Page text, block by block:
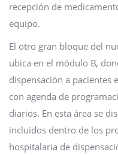
recepción de
equipo.
El otro gran bloque del
ubica en el módulo B,
dispensación a
con agenda de
diarios. En esta área se
incluidos dentro de los
hospitalaria de